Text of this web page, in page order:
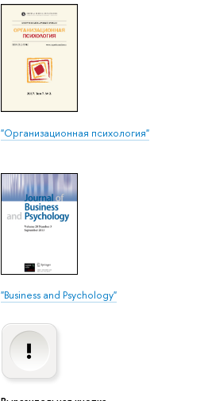
"Организационная психология"
"Business and Psychology"